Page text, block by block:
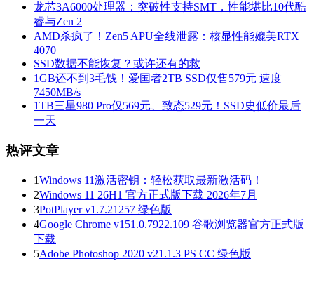
龙芯3A6000处理器：突破性支持SMT，性能堪比10代酷
睿与Zen 2
AMD杀疯了！Zen5 APU全线泄露：核显性能媲美RTX
4070
SSD数据不能恢复？或许还有的救
1GB还不到3毛钱！爱国者2TB SSD仅售579元 速度
7450MB/s
1TB三星980 Pro仅569元、致态529元！SSD史低价最后
一天
热评文章
1Windows 11激活密钥：轻松获取最新激活码！
2Windows 11 26H1 官方正式版下载 2026年7月
3PotPlayer v1.7.21257 绿色版
4Google Chrome v151.0.7922.109 谷歌浏览器官方正式版
下载
5Adobe Photoshop 2020 v21.1.3 PS CC 绿色版